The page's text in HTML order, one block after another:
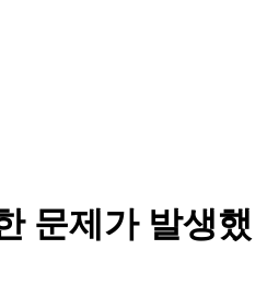
문제가 발생했